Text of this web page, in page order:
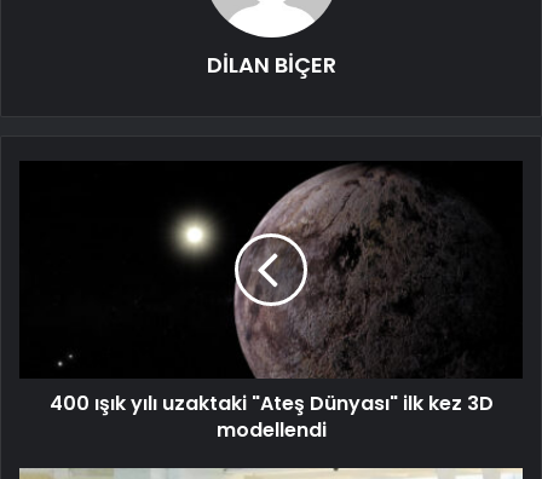
DİLAN BİÇER
400 ışık yılı uzaktaki "Ateş Dünyası" ilk kez 3D
modellendi